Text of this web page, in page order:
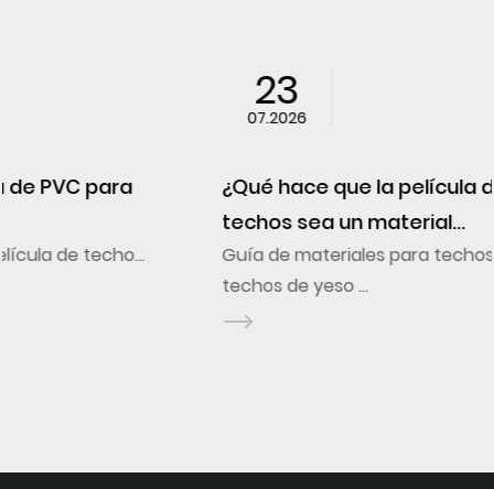
¿Qué hace que la película de PVC para
techos sea un material...
Guía de materiales para techos interiores Los